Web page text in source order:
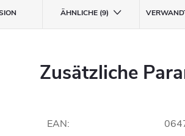
ÄHNLICHE (9)
Zusätzliche
EAN: